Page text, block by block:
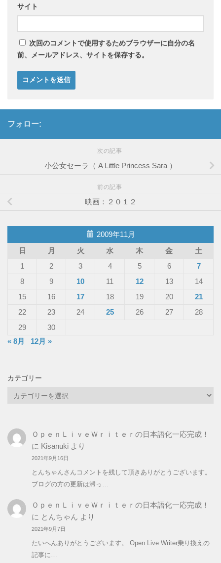
サイト
次回のコメントで使用するためブラウザーに自分の名
前、メールアドレス、サイトを保存する。
フォロー:
次の記事
小公女セーラ（ A Little Princess Sara ）
前の記事
映画：２０１２
2009年11月
日
月 火 水 木 金
土
1
2 3 4 5 6
7
8
9 10 11 12 13
14
15
16 17 18 19 20
21
22
23 24 25 26 27
28
29
30
« 8月
12月 »
カテゴリー
リ
ー
ＯｐｅｎＬｉｖｅＷｒｉｔｅｒの日本語化一応完成！
に Kisanukiより
2021年9月16日
とんちゃんさんコメントを残して頂きありがとうございます。
ブログの方の更新は滞っ…
ＯｐｅｎＬｉｖｅＷｒｉｔｅｒの日本語化一応完成！
に とんちゃん より
2021年9月7日
たいへんありがとうございます。 Open Live Writer乗り換えの
記事に…